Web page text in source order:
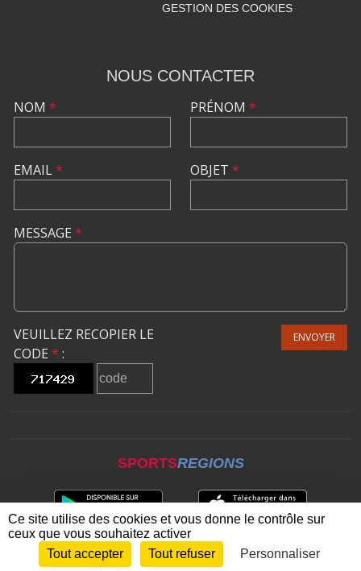
GESTION DES COOKIES
NOUS CONTACTER
NOM *
EMAIL*
PRÉNOM *
OBJET *
MESSAGE *
VEUILLEZ RECOPIER LE
CODE * :
ENVOYER
SPORTSREGIONS
Envie de participer ? CONNEXION
Ce site utilise des cookies et vous donne le contrôle sur
ceux que vous souhaitez activer
Tout accepter
Tout refuser Personnaliser